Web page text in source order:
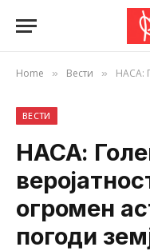
Home » Вести » НАСА:
ВЕСТИ
НАСА:
огромен
погоди